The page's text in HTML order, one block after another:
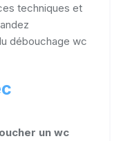
techniques et
débouchage wc
un wc